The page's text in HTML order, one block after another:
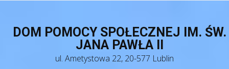
DOM POMOCY SPOŁECZNEJ IM. ŚW.
JANA PAWŁA II
ul. Ametystowa 22, 20-577 Lublin